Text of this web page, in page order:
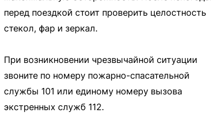
перед поездкой стоит проверить целостность
стекол, фар и зеркал.
При возникновении чрезвычайной ситуации
звоните по номеру пожарно-спасательной
службы 101 или единому номеру вызова
экстренных служб 112.